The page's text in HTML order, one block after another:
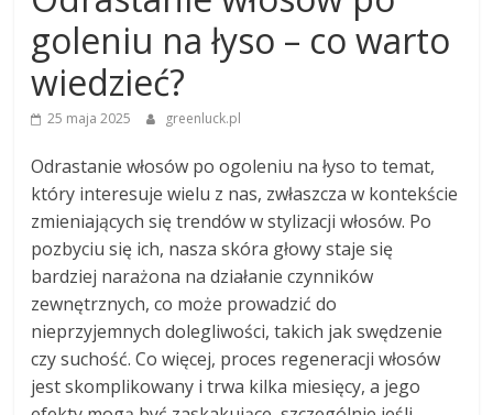
goleniu na łyso – co warto
wiedzieć?
25 maja 2025 greenluck.pl
Odrastanie włosów po ogoleniu na łyso to temat,
który interesuje wielu z nas, zwłaszcza w kontekście
zmieniających się trendów w stylizacji włosów. Po
pozbyciu się ich, nasza skóra głowy staje się
bardziej narażona na działanie czynników
zewnętrznych, co może prowadzić do
nieprzyjemnych dolegliwości, takich jak swędzenie
czy suchość. Co więcej, proces regeneracji włosów
jest skomplikowany i trwa kilka miesięcy, a jego